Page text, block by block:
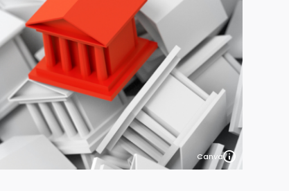
Canva